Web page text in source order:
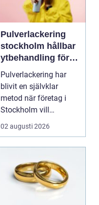
Pulverlackering
stockholm hållbar
ytbehandling för
industri och
design
Pulverlackering har
blivit en självklar
metod när företag i
Stockholm vill
kombinera slitstyrka,
02 augusti 2026